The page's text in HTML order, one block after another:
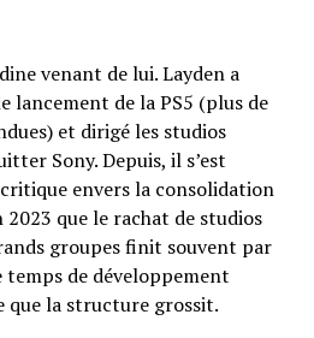
venant de lui. Layden a
lancement de la PS5 (plus de
et dirigé les studios
Sony. Depuis, il s’est
envers la consolidation
que le rachat de studios
groupes finit souvent par
de développement
que la structure grossit.